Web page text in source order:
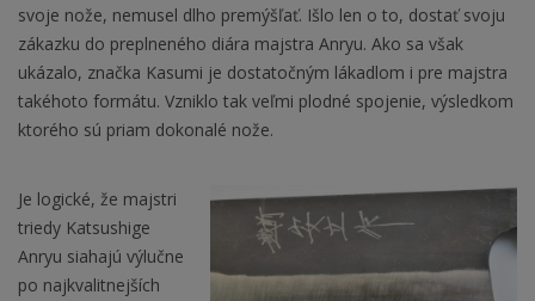
svoje nože, nemusel dlho premýšľať. Išlo len o to, dostať svoju
zákazku do preplneného diára majstra Anryu. Ako sa však
ukázalo, značka Kasumi je dostatočným lákadlom i pre majstra
takéhoto formátu. Vzniklo tak veľmi plodné spojenie, výsledkom
ktorého sú priam dokonalé nože.
Je logické, že majstri
triedy Katsushige
Anryu siahajú výlučne
po najkvalitnejších